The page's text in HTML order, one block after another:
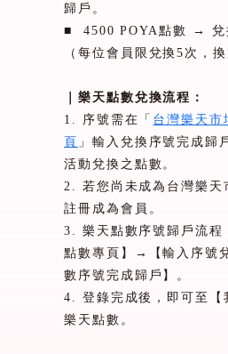
歸戶。
■
4500 POYA點數 → 兌
（每位會員限兌換5 次，換
｜樂天點數兌換流程：
1. 序號需在「 台灣樂天市
頁 」輸入兌換序號完成歸
活動兌換之點數。
2. 若您尚未成為台灣樂天
註冊成為會員。
3. 樂天點數序號歸戶流程
點數專頁】→【輸入序號
數序號完成歸戶】。
4. 登錄完成後，即可至【
樂天點數。